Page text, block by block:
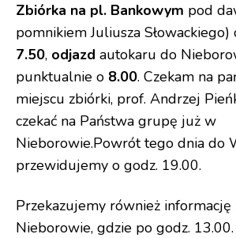
Zbiórka na pl. Bankowym pod
pomnikiem Juliusza Słowackiego)
7.50, odjazd autokaru do
punktualnie o 8.00. Czekam na
miejscu zbiórki, prof. Andrzej
czekać na Państwa grupę już w
Nieborowie.Powrót tego dnia do
przewidujemy o godz. 19.00.
Przekazujemy również
Nieborowie, gdzie po godz.